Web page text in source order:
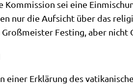
sei eine
nur die Auf­sicht über das
Fest­ing, aber
einer Erklä­rung des